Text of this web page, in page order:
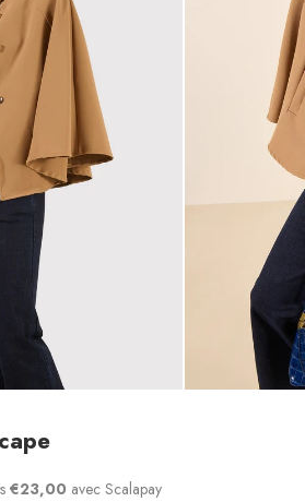
€23,00 avec Scalapay